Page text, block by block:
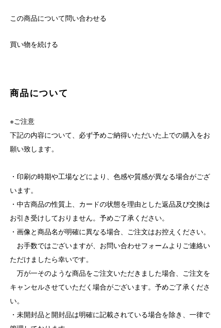
この商品について問い合わせる
買い物を続ける
商品について
※ご注意
下記の内容について、必ず予めご納得いただいた上での購入をお
願い致します。
・印刷の時期や工場などにより、色感や質感が異なる場合がござ
います。
・中古商品の性質上、カードの状態を理由とした返品及び交換は
お引き受けしておりません。予めご了承ください。
・画像と商品名が明確に異なる場合、ご注文はお控えください。
お手数ではございますが、お問い合わせフォームよりご連絡い
ただけましたら幸いです。
万が一そのような商品をご注文いただきました場合、ご注文を
キャンセルさせていただく場合がございます。予めご了承くださ
い。
・未開封品と開封品は明確に記載されている場合を除き、一律で